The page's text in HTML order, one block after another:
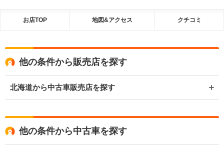
お店TOP 地図&アクセス クチコミ
他の条件から販売店を探す
北海道から中古車販売店を探す
他の条件から中古車を探す